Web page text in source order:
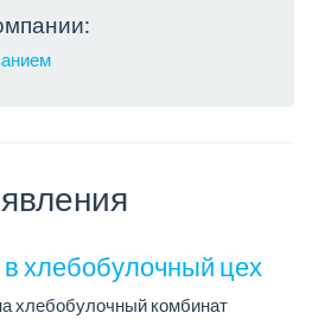
хлебобулочный цех
хлебобулочный комбинат